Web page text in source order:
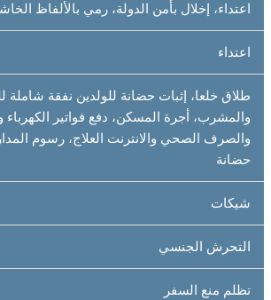
اعتداء، إخلال بأمن الدولة، رمي بالألفاظ
اعتداء
طلاق خلعا، إثبات حضانة للولدين نفقة شاملة
والمشرب، أجرة المسكن، دفع فواتير الكهرباء
والصرف الصحي والانترنت العلاج، رسوم
حضانة
شيكات
التحرش الجنسي
تظلم منع السفر